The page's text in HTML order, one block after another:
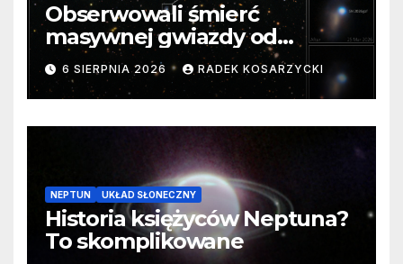
Obserwowali śmierć
masywnej gwiazdy od
samego początku. Niezwykle
cenne dane
6 SIERPNIA 2026 RADEK KOSARZYCKI
NEPTUN UKŁAD SŁONECZNY
Historia księżyców Neptuna?
To skomplikowane